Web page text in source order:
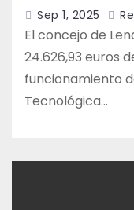
Sep 1, 2025
El concejo de
24.626,93 euros
funcionamiento
Tecnológica…